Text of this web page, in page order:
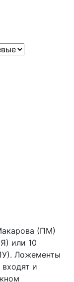
(ПМ)
или 10
Ложементы
и